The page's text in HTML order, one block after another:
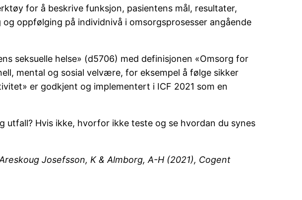
for å beskrive funksjon, pasientens mål, resultater,
oppfølging på individnivå i omsorgsprosesser angående
seksuelle helse» (d5706) med definisjonen «Omsorg for
mental og sosial velvære, for eksempel å følge sikker
er godkjent og implementert i ICF 2021 som en
utfall? Hvis ikke, hvorfor ikke teste og se hvordan du synes
Josefsson, K & Almborg, A-H (2021), Cogent